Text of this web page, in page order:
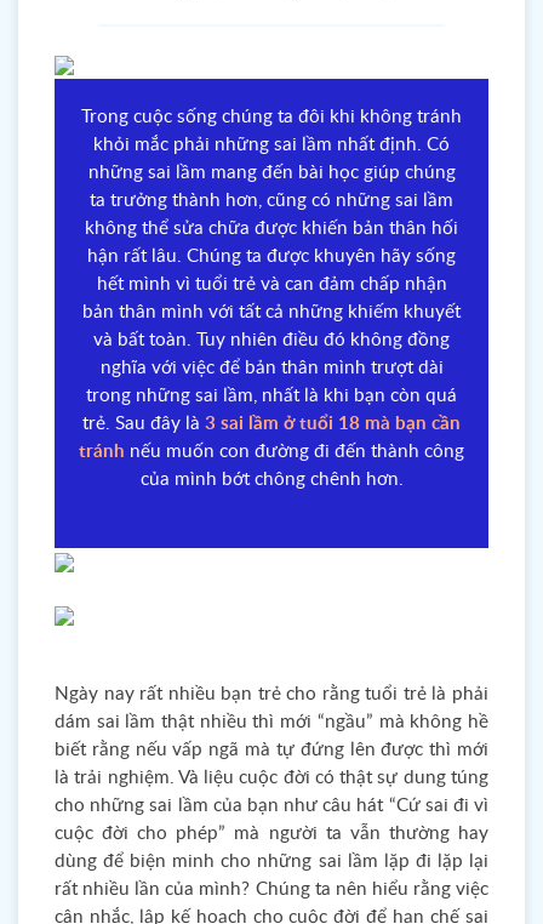
Trong cuộc sống chúng ta đôi khi không tránh
khỏi mắc phải những sai lầm nhất định. Có
những sai lầm mang đến bài học giúp chúng
ta trưởng thành hơn, cũng có những sai lầm
không thể sửa chữa được khiến bản thân hối
hận rất lâu. Chúng ta được khuyên hãy sống
hết mình vì tuổi trẻ và can đảm chấp nhận
bản thân mình với tất cả những khiếm khuyết
và bất toàn. Tuy nhiên điều đó không đồng
nghĩa với việc để bản thân mình trượt dài
trong những sai lầm, nhất là khi bạn còn quá
trẻ. Sau đây là 3 sai lầm ở tuổi 18 mà bạn cần
tránh nếu muốn con đường đi đến thành công
của mình bớt chông chênh hơn.
Ngày nay rất nhiều bạn trẻ cho rằng tuổi trẻ là phải
dám sai lầm thật nhiều thì mới “ngầu” mà không hề
biết rằng nếu vấp ngã mà tự đứng lên được thì mới
là trải nghiệm. Và liệu cuộc đời có thật sự dung túng
cho những sai lầm của bạn như câu hát “Cứ sai đi vì
cuộc đời cho phép” mà người ta vẫn thường hay
dùng để biện minh cho những sai lầm lặp đi lặp lại
rất nhiều lần của mình? Chúng ta nên hiểu rằng việc
cân nhắc, lập kế hoạch cho cuộc đời để hạn chế sai